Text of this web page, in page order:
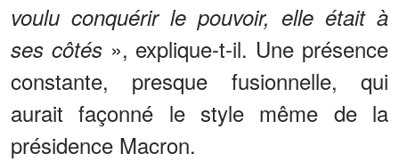
voulu conquérir le pouvoir, elle était à
ses côtés», explique-t-il. Une présence
constante, presque fusionnelle, qui
aurait façonné le style même de la
présidence Macron.